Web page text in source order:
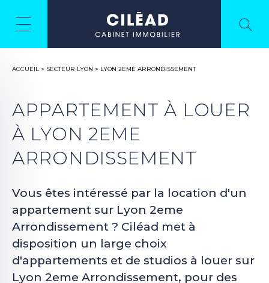
ACCUEIL > SECTEUR LYON > LYON 2EME ARRONDISSEMENT
APPARTEMENT À LOUER
À LYON 2EME
ARRONDISSEMENT
Vous êtes intéressé par la location d'un
appartement sur Lyon 2eme
Arrondissement ? Ciléad met à
disposition un large choix
d'appartements et de studios à louer sur
Lyon 2eme Arrondissement, pour des